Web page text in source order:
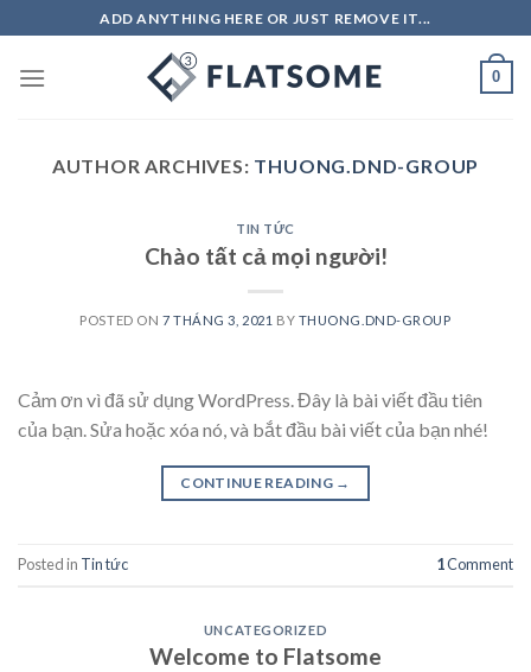
to
content
ADD ANYTHING HERE OR JUST REMOVE IT...
0
AUTHOR ARCHIVES: THUONG.DND-GROUP
TIN TỨC
Chào tất cả mọi người!
POSTED ON 7 THÁNG 3, 2021 BY THUONG.DND-GROUP
Cảm ơn vì đã sử dụng WordPress. Đây là bài viết đầu tiên
của bạn. Sửa hoặc xóa nó, và bắt đầu bài viết của bạn nhé!
CONTINUE READING →
Posted in Tin tức 1Comment
UNCATEGORIZED
Welcome to Flatsome